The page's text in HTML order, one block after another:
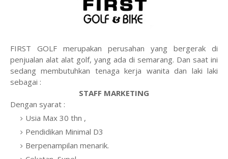
FIRST GOLF merupakan perusahan yang bergerak di
penjualan alat alat golf, yang ada di semarang. Dan saat ini
sedang membutuhkan tenaga kerja wanita dan laki laki
sebagai :
STAFF MARKETING
Dengan syarat :
Usia Max 30 thn ,
Pendidikan Minimal D3
Berpenampilan menarik.